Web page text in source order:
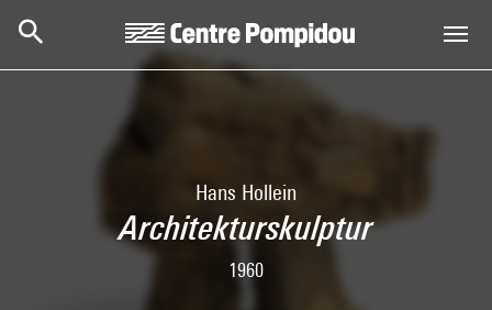
Hans Hollein
Architekturskulptur
1960